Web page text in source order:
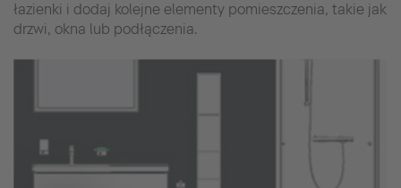
łazienki i dodaj kolejne elementy pomieszczenia, takie jak
drzwi, okna lub podłączenia.